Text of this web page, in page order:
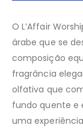
O L’Affair
árabe que se
composição
fragrância
olfativa que
fundo quente e
uma